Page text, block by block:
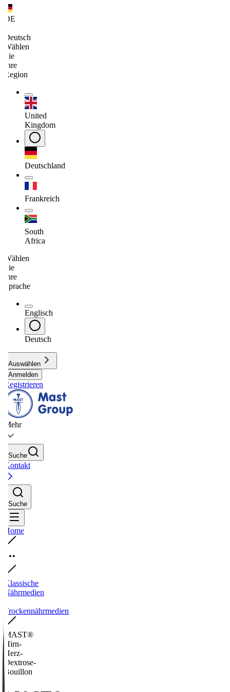
DE
Deutsch
Wählen
Sie
Ihre
Region
United
Kingdom
Deutschland
Frankreich
South
Africa
Wählen
Sie
Ihre
Sprache
Englisch
Deutsch
Auswählen
Anmelden
Registrieren
Mehr
Suche
Kontakt
Suche
Home
Klassische
Nährmedien
Trockennährmedien
MAST®
Hirn-
Herz-
Dextrose-
Bouillon